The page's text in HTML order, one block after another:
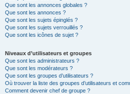
Que sont les annonces globales ?
Que sont les annonces ?
Que sont les sujets épinglés ?
Que sont les sujets verrouillés ?
Que sont les icônes de sujet ?
Niveaux d’utilisateurs et groupes
Que sont les administrateurs ?
Que sont les modérateurs ?
Que sont les groupes d’utilisateurs ?
Où trouver la liste des groupes d’utilisateurs et
Comment devenir chef de groupe ?